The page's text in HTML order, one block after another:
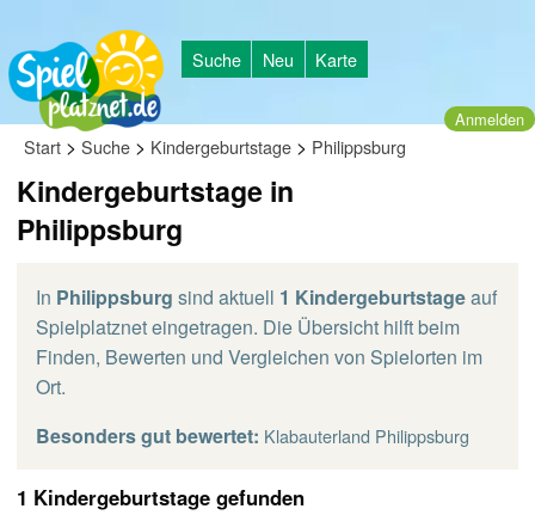
Suche Neu Karte
Anmelden
Start > Suche > Kindergeburtstage > Philippsburg
Kindergeburtstage in
Philippsburg
In Philippsburg sind aktuell 1 Kindergeburtstageauf
Spielplatznet eingetragen. Die Übersicht hilft beim
Finden, Bewerten und Vergleichen von Spielorten im
Ort.
Besonders gut bewertet: Klabauterland Philippsburg
1 Kindergeburtstage gefunden